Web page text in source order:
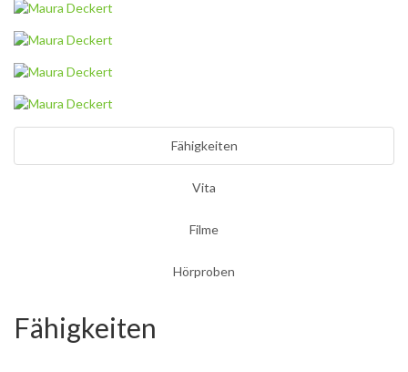
Fähigkeiten
Vita
Filme
Hörproben
Fähigkeiten